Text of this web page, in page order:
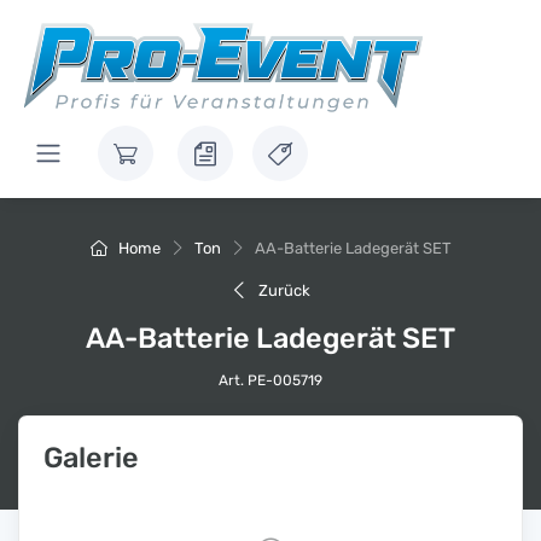
Home Ton AA-Batterie Ladegerät SET
Zurück
AA-Batterie Ladegerät SET
Art. PE-005719
Galerie